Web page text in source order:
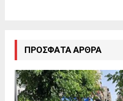
ΠΡΌΣΦΑΤΑ ΆΡΘΡΑ